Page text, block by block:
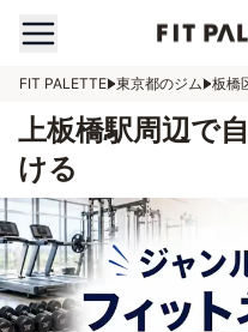
FIT PALETTE 東京都のジム 板橋
上板橋駅周辺で
ける